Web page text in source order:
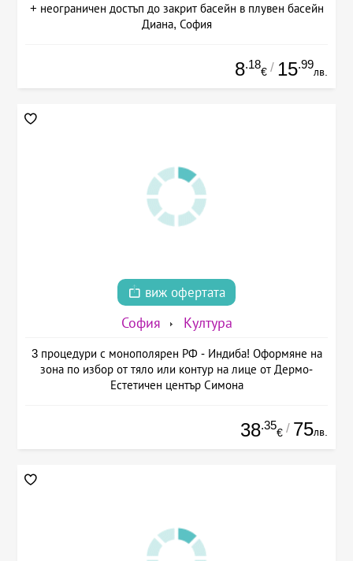
+ неограничен достъп до закрит басейн в плувен басейн
Диана, София
8.18
€ / 15.99
лв.
виж офертата
София Култура
3 процедури с монополярен РФ - Индиба! Оформяне на
зона по избор от тяло или контур на лице от Дермо-
Естетичен център Симона
38.35
€ / 75лв.